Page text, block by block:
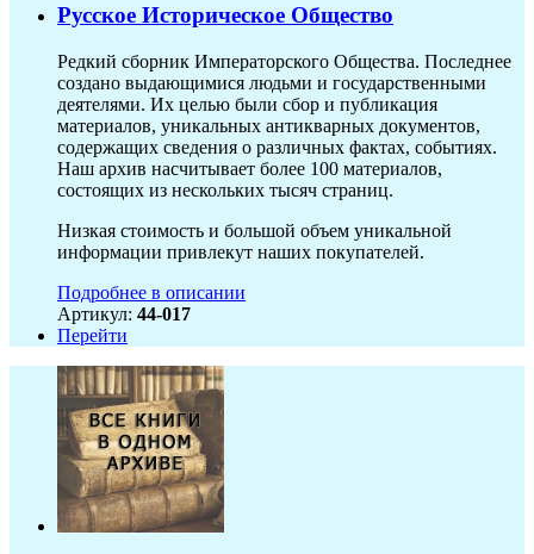
Русское Историческое Общество
Редкий сборник Императорского Общества. Последнее
создано выдающимися людьми и государственными
деятелями. Их целью были сбор и публикация
материалов, уникальных антикварных документов,
содержащих сведения о различных фактах, событиях.
Наш архив насчитывает более 100 материалов,
состоящих из нескольких тысяч страниц.
Низкая стоимость и большой объем уникальной
информации привлекут наших покупателей.
Подробнее в описании
Артикул: 44-017
Перейти